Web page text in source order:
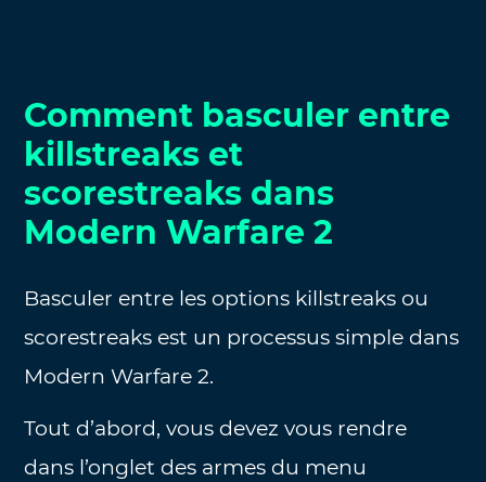
Comment basculer entre
killstreaks et
scorestreaks dans
Modern Warfare 2
Basculer entre les options killstreaks ou
scorestreaks est un processus simple dans
Modern Warfare 2.
Tout d’abord, vous devez vous rendre
dans l’onglet des armes du menu